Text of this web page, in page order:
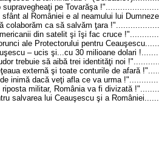
supravegheaţi pe Tovarăşa
sfânt al României e al neamului lui
colaborăm ca să salvăm ţara
din satelit şi îşi fac cruce
ale Protectorului pentru
– ucis şi...cu 30 milioane dolari
trebuie să aibă trei identităţi noi
externă şi toate conturile de afară
inimă dacă veţi afla ce va urma
riposta militar, România va fi divizată
salvarea lui Ceauşescu şi a